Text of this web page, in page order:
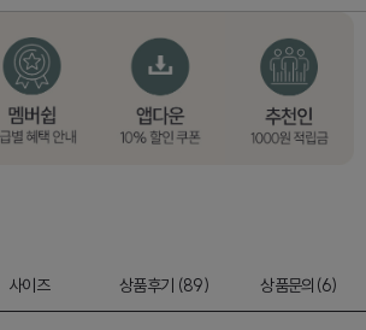
사이즈 상품후기 (89) 상품문의(6)